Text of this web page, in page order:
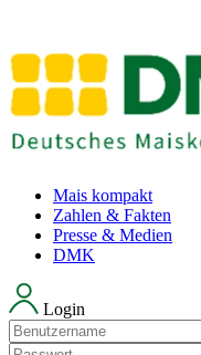
Mais kompakt
Zahlen & Fakten
Presse & Medien
DMK
Login